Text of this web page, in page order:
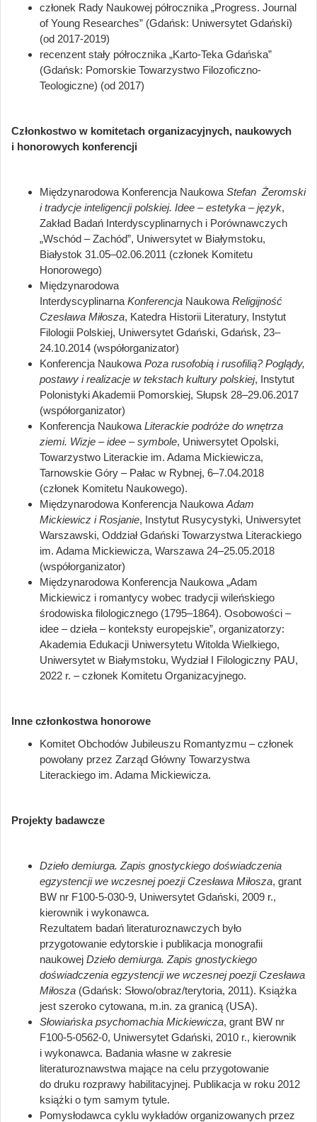
członek Rady Naukowej półrocznika „Progress. Journal
of Young Researches” (Gdańsk: Uniwersytet Gdański)
(od 2017-2019)
recenzent stały półrocznika „Karto-Teka Gdańska”
(Gdańsk: Pomorskie Towarzystwo Filozoficzno-
Teologiczne) (od 2017)
Członkostwo w komitetach organizacyjnych, naukowych
i honorowych konferencji
Międzynarodowa Konferencja Naukowa Stefan Żeromski
i tradycje inteligencji polskiej. Idee – estetyka – język,
Zakład Badań Interdyscyplinarnych i Porównawczych
„Wschód –Zachód”, Uniwersytet w Białymstoku,
Białystok 31.05–02.06.2011 (członek Komitetu
Honorowego)
Międzynarodowa
Interdyscyplinarna Konferencja Naukowa Religijność
Czesława Miłosza, Katedra Historii Literatury, Instytut
Filologii Polskiej, Uniwersytet Gdański, Gdańsk, 23–
24.10.2014 (współorganizator)
Konferencja Naukowa Poza rusofobią i rusofilią? Poglądy,
postawy i realizacje w tekstach kultury polskiej, Instytut
Polonistyki Akademii Pomorskiej, Słupsk 28–29.06.2017
(współorganizator)
Konferencja Naukowa Literackie podróże do wnętrza
ziemi. Wizje – idee – symbole, Uniwersytet Opolski,
Towarzystwo Literackie im. Adama Mickiewicza,
Tarnowskie Góry – Pałac w Rybnej, 6–7.04.2018
(członek Komitetu Naukowego).
Międzynarodowa Konferencja Naukowa Adam
Mickiewicz i Rosjanie, Instytut Rusycystyki, Uniwersytet
Warszawski, Oddział Gdański Towarzystwa Literackiego
im. Adama Mickiewicza, Warszawa 24–25.05.2018
(współorganizator)
Międzynarodowa Konferencja Naukowa „Adam
Mickiewicz i romantycy wobec tradycji wileńskiego
środowiska filologicznego (1795–1864). Osobowości –
idee – dzieła – konteksty europejskie”, organizatorzy:
Akademia Edukacji Uniwersytetu Witolda Wielkiego,
Uniwersytet w Białymstoku, Wydział I Filologiczny PAU,
2022 r. – członek Komitetu Organizacyjnego.
Inne członkostwa honorowe
Komitet Obchodów Jubileuszu Romantyzmu – członek
powołany przez Zarząd Główny Towarzystwa
Literackiego im. Adama Mickiewicza.
Projekty badawcze
Dzieło demiurga. Zapis gnostyckiego doświadczenia
egzystencji we wczesnej poezji Czesława Miłosza, grant
BW nr F100-5-030-9, Uniwersytet Gdański, 2009 r.,
kierownik i wykonawca.
Rezultatem badań literaturoznawczych było
przygotowanie edytorskie i publikacja monografii
naukowej Dzieło demiurga. Zapis gnostyckiego
doświadczenia egzystencji we wczesnej poezji Czesława
Miłosza (Gdańsk: Słowo/obraz/terytoria, 2011). Książka
jest szeroko cytowana, m.in. za granicą (USA).
Słowiańska psychomachia Mickiewicza, grant BW nr
F100-5-0562-0, Uniwersytet Gdański, 2010 r., kierownik
i wykonawca. Badania własne w zakresie
literaturoznawstwa mające na celu przygotowanie
do druku rozprawy habilitacyjnej. Publikacja w roku 2012
książki o tym samym tytule.
Pomysłodawca cyklu wykładów organizowanych przez